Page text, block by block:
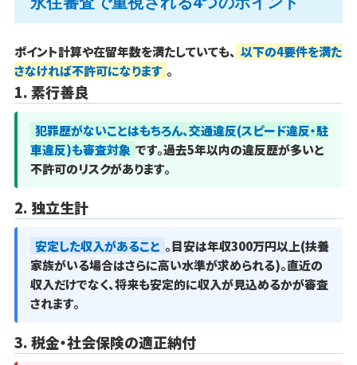
ポイント計算や在留年数を満たしていても、 以下の4要件を満た
さなければ不許可になります 。
1. 素行善良
犯罪歴がないことはもちろん、交通違反(スピード違反・駐
車違反)も審査対象 です。過去5年以内の違反歴が多いと
不許可のリスクがあります。
2. 独立生計
安定した収入があること 。目安は年収300万円以上(扶養
家族がいる場合はさらに高い水準が求められる)。直近の
収入だけでなく、将来も安定的に収入が見込めるかが審査
されます。
3. 税金・社会保険の適正納付